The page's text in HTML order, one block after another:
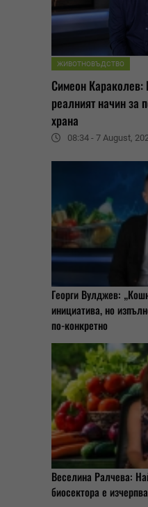
ЖИВОТНОВЪДСТВО
Симеон Караколев:
реалният начин за
храна
08:34 - 7 August,
Георги Вулджев:
инициатива, но
по-конкретно
Веселина Ралчева:
биосектора е